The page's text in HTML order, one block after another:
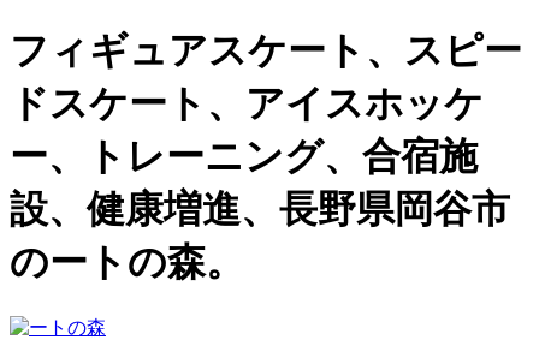
フィギュアスケート、スピー
ドスケート、アイスホッケ
ー、トレーニング、合宿施
設、健康増進、長野県岡谷市
のートの森。